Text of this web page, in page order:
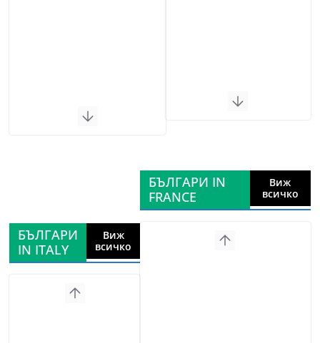
БЪЛГАРИ
IN ITALY
Виж
всичко
БЪЛГАРИ IN
FRANCE
Виж
всичко